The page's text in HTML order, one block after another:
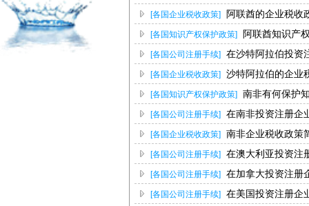
[各国企业税收政策] 阿联酋的企业税收
[各国知识产权保护政策] 阿联酋知识产
[各国公司注册手续] 在沙特阿拉伯投资
[各国企业税收政策] 沙特阿拉伯的企业
[各国知识产权保护政策] 南非有何保护
[各国公司注册手续] 在南非投资注册企
[各国企业税收政策] 南非企业税收政策
[各国公司注册手续] 在澳大利亚投资注
[各国公司注册手续] 在加拿大投资注册
[各国公司注册手续] 在美国投资注册企